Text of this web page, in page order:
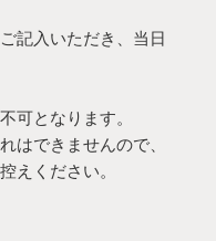
記入いただき、当日
可となります。
はできませんので、
えください。